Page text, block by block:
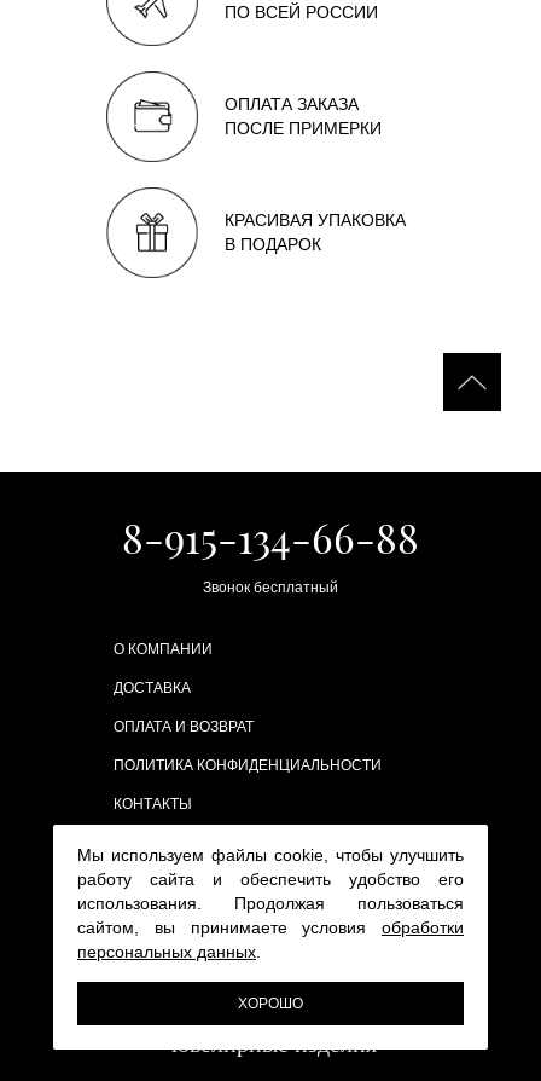
ПО ВСЕЙ РОССИИ
ОПЛАТА ЗАКАЗА
ПОСЛЕ ПРИМЕРКИ
КРАСИВАЯ УПАКОВКА
В ПОДАРОК
8-915-134-66-88
Звонок бесплатный
О КОМПАНИИ
ДОСТАВКА
ОПЛАТА И ВОЗВРАТ
ПОЛИТИКА КОНФИДЕНЦИАЛЬНОСТИ
КОНТАКТЫ
Мы используем файлы cookie, чтобы улучшить
работу сайта и обеспечить удобство его
использования. Продолжая пользоваться
сайтом, вы принимаете условия обработки
персональных данных
ХОРОШО